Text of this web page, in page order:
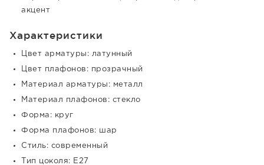
акцент
Характеристики
Цвет арматуры: латунный
Цвет плафонов: прозрачный
Материал арматуры: металл
Материал плафонов: стекло
Форма: круг
Форма плафонов: шар
Стиль: современный
Тип цоколя: E27